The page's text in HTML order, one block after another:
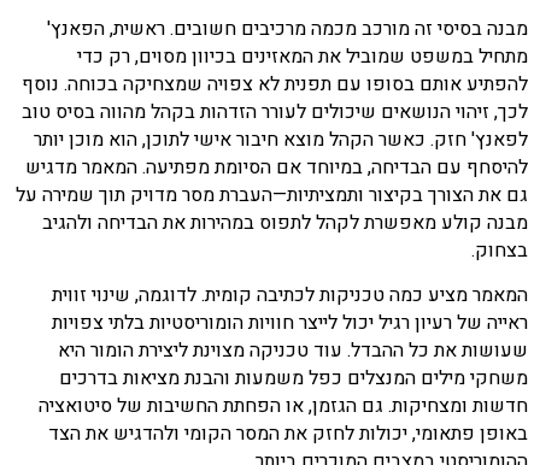
מבנה בסיסי זה מורכב מכמה מרכיבים חשובים. ראשית, הפאנץ'
מתחיל במשפט שמוביל את המאזינים בכיוון מסוים, רק כדי
להפתיע אותם בסופו עם תפנית לא צפויה שמצחיקה בכוחה. נוסף
לכך, זיהוי הנושאים שיכולים לעורר הזדהות בקהל מהווה בסיס טוב
לפאנץ' חזק. כאשר הקהל מוצא חיבור אישי לתוכן, הוא מוכן יותר
להיסחף עם הבדיחה, במיוחד אם הסיומת מפתיעה. המאמר מדגיש
גם את הצורך בקיצור ותמציתיות—העברת מסר מדויק תוך שמירה על
מבנה קולע מאפשרת לקהל לתפוס במהירות את הבדיחה ולהגיב
בצחוק.
המאמר מציע כמה טכניקות לכתיבה קומית. לדוגמה, שינוי זווית
ראייה של רעיון רגיל יכול לייצר חוויות הומוריסטיות בלתי צפויות
שעושות את כל ההבדל. עוד טכניקה מצוינת ליצירת הומור היא
משחקי מילים המנצלים כפל משמעות והבנת מציאות בדרכים
חדשות ומצחיקות. גם הגזמן, או הפחתת החשיבות של סיטואציה
באופן פתאומי, יכולות לחזק את המסר הקומי ולהדגיש את הצד